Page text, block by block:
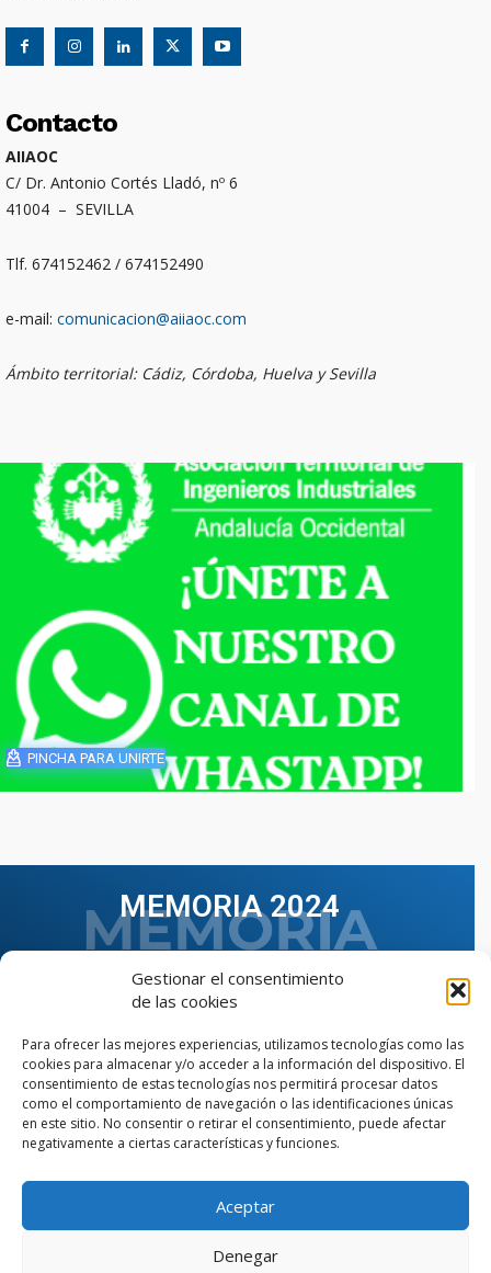
Gestionar el consentimiento
de las cookies
Para ofrecer las mejores experiencias, utilizamos tecnologías como las
cookies para almacenar y/o acceder a la información del dispositivo. El
consentimiento de estas tecnologías nos permitirá procesar datos
como el comportamiento de navegación o las identificaciones únicas
en este sitio. No consentir o retirar el consentimiento, puede afectar
negativamente a ciertas características y funciones.
Aceptar
Denegar
Contacto
AIIAOC
C/ Dr. Antonio Cortés Lladó, nº 6
41004 – SEVILLA
Tlf. 674152462 / 674152490
e-mail: comunicacion@aiiaoc.com
Ámbito territorial: Cádiz, Córdoba, Huelva y Sevilla
PINCHA PARA UNIRTE
MEMORIA 2024
VER TODAS LAS MEMORIAS